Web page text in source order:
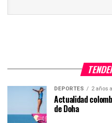
DEPORTES 2 años
Actualidad
de Doha